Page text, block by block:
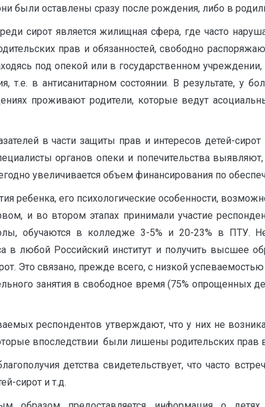
были оставлены сразу после рождения, либо в
сирот является жилищная сфера, где часто
прав и обязанностей, свободно
под опекой или в государственном
в антисанитарном состоянии. В результате, у
проживают родители, которые ведут
в части защиты прав и интересов детей-сирот
органов опеки и попечительства
увеличивается объем финансирования по
ребенка, его психологические особенности,
и во втором этапах принимали участие
обучаются в колледже 3-5% и 20-23% в ПТУ.
в любой Российский институт и получить высшее
Это связано, прежде всего, с низкой
занятия в свободное время (75% опрощенных
респондентов утверждают, что у них не
впоследствии были лишены родительских прав
детства свидетельствует, что часто
сирот и т.д.